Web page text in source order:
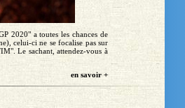
2020" a toutes les chances de
celui-ci ne se focalise pas sur
Le sachant, attendez-vous à
en savoir +